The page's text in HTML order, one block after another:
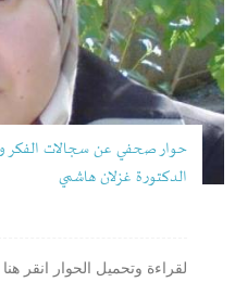
حوار صحفي عن سجالات الفكر
الدكتورة غزلان هاشمي
لقراءة وتحميل الحوار انقر